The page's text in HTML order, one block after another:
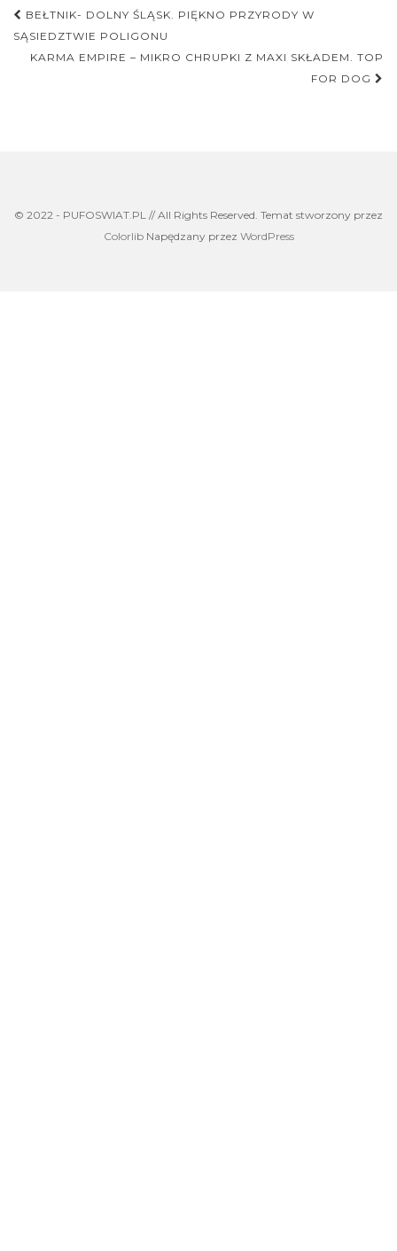
Nawigacja
postu
BEŁTNIK- DOLNY ŚLĄSK. PIĘKNO PRZYRODY W
SĄSIEDZTWIE POLIGONU
KARMA EMPIRE – MIKRO CHRUPKI Z MAXI SKŁADEM. TOP
FOR DOG
© 2022 - PUFOSWIAT.PL // All Rights Reserved. Temat stworzony przez
ColorlibNapędzany przez WordPress